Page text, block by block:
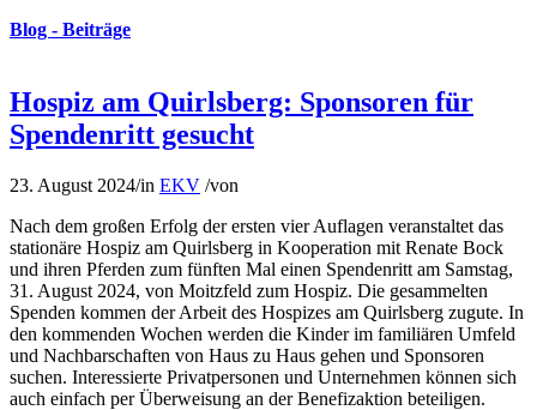
Blog - Beiträge
Hospiz am Quirlsberg: Sponsoren für
Spendenritt gesucht
23. August 2024/in EKV /von
Nach dem großen Erfolg der ersten vier Auflagen veranstaltet das
stationäre Hospiz am Quirlsberg in Kooperation mit Renate Bock
und ihren Pferden zum fünften Mal einen Spendenritt am Samstag,
31. August 2024, von Moitzfeld zum Hospiz. Die gesammelten
Spenden kommen der Arbeit des Hospizes am Quirlsberg zugute. In
den kommenden Wochen werden die Kinder im familiären Umfeld
und Nachbarschaften von Haus zu Haus gehen und Sponsoren
suchen. Interessierte Privatpersonen und Unternehmen können sich
auch einfach per Überweisung an der Benefizaktion beteiligen.